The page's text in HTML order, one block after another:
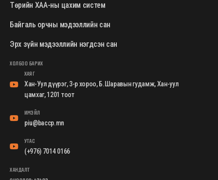
Төрийн ХАА-ны цахим систем
Байгаль орчны мэдээллийн сан
Эрх зүйн мэдээллийн нэгдсэн сан
ХОЛБОО БАРИХ
ХАЯГ
Хан-Уул дүүрэг, 3-р хороо, Б.Шаравын гудамж, Хан-уул
цамхаг, 1201 тоот
ИМЭЙЛ
piu@baccp.mn
УТАС
(+976) 7014 0166
ХАНДАЛТ